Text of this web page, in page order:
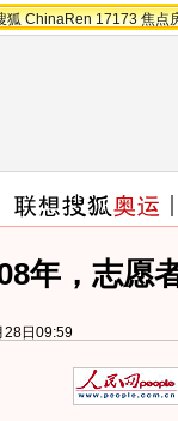
狐 ChinaRen 17173 焦点
年，志愿
28日09:59